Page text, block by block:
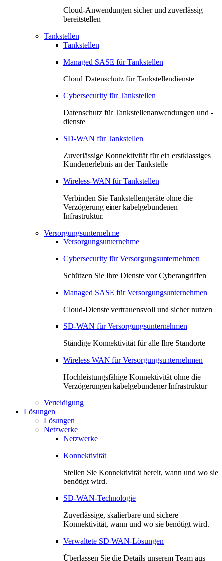
Cloud-Anwendungen sicher und zuverlässig
bereitstellen
Tankstellen
Tankstellen
Managed SASE für Tankstellen
Cloud-Datenschutz für Tankstellendienste
Cybersecurity für Tankstellen
Datenschutz für Tankstellenanwendungen und -
dienste
SD-WAN für Tankstellen
Zuverlässige Konnektivität für ein erstklassiges
Kundenerlebnis an der Tankstelle
Wireless-WAN für Tankstellen
Verbinden Sie Tankstellengeräte ohne die
Verzögerung einer kabelgebundenen
Infrastruktur.
Versorgungsunternehme
Versorgungsunternehme
Cybersecurity für Versorgungsunternehmen
Schützen Sie Ihre Dienste vor Cyberangriffen
Managed SASE für Versorgungsunternehmen
Cloud-Dienste vertrauensvoll und sicher nutzen
SD-WAN für Versorgungsunternehmen
Ständige Konnektivität für alle Ihre Standorte
Wireless WAN für Versorgungsunternehmen
Hochleistungsfähige Konnektivität ohne die
Verzögerungen kabelgebundener Infrastruktur
Verteidigung
Lösungen
Lösungen
Netzwerke
Netzwerke
Konnektivität
Stellen Sie Konnektivität bereit, wann und wo sie
benötigt wird.
SD-WAN-Technologie
Zuverlässige, skalierbare und sichere
Konnektivität, wann und wo sie benötigt wird.
Verwaltete SD-WAN-Lösungen
Überlassen Sie die Details unserem Team aus